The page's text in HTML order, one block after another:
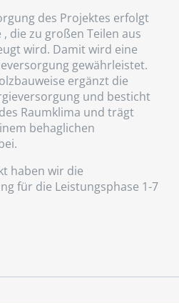
des Projektes erfolgt
die zu großen Teilen aus
wird. Damit wird eine
gewährleistet.
ergänzt die
und besticht
Raumklima und trägt
behaglichen
haben wir die
für die Leistungsphase 1-7